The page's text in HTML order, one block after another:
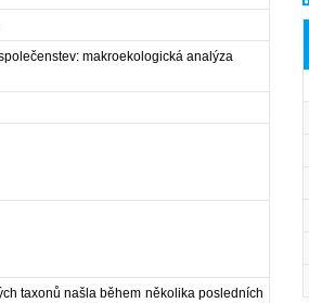
makroekologická analýza
taxonů našla během několika posledních